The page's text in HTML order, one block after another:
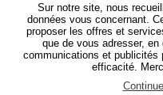
Sur notre site, nous
données vous concernant.
proposer les offres et
que de vous adresser,
communications et publicités
efficacité.